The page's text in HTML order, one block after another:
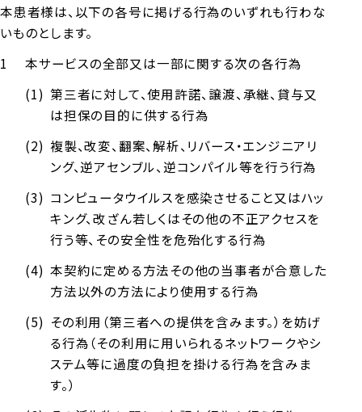
本患者様は、以下の各号に掲げる行為のいずれも行わな
いものとします。
本サービスの全部又は一部に関する次の各行為
第三者に対して、使用許諾、譲渡、承継、貸与又
は担保の目的に供する行為
複製、改変、翻案、解析、リバース・エンジニアリ
ング、逆アセンブル、逆コンパイル等を行う行為
コンピュータウイルスを感染させること又はハッ
キング、改ざん若しくはその他の不正アクセスを
行う等、その安全性を危殆化する行為
本契約に定める方法その他の当事者が合意した
方法以外の方法により使用する行為
その利用（第三者への提供を含みます。）を妨げ
る行為（その利用に用いられるネットワークやシ
ステム等に過度の負担を掛ける行為を含みま
す。）